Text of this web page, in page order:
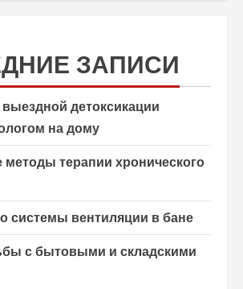
ЗАПИСИ
детоксикации
на дому
методы терапии хронического
системы вентиляции в бане
с бытовыми и складскими